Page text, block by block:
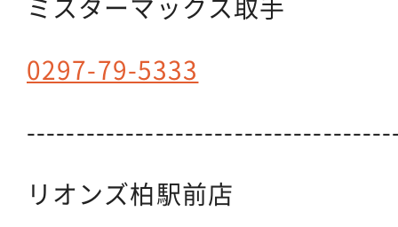
ミスターマックス取手
0297-79-5333
リオンズ柏駅前店